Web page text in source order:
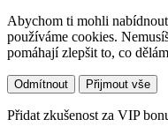
Abychom ti mohli
používáme cookies.
pomáhají zlepšit to, co
Odmítnout Přijmout vše
Přidat zkušenost za VIP